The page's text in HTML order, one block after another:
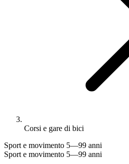
Corsi e gare di bici
Sport e movimento 5—99 anni
Sport e movimento 5—99 anni